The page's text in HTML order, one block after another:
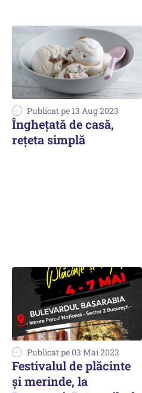
Publicat pe 13 Aug 2023
Îngheţată de casă,
reţeta simplă
Publicat pe 03 Mai 2023
Festivalul de plăcinte
și merinde, la